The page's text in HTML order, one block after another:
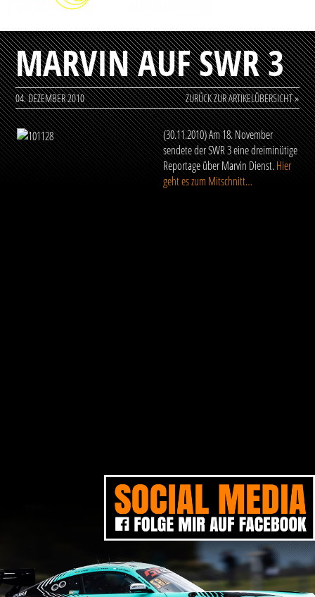
MARVIN AUF SWR 3
04. DEZEMBER 2010 ZURÜCK ZUR ARTIKELÜBERSICHT »
(30.11.2010) Am 18. November
sendete der SWR 3 eine dreiminütige
Reportage über Marvin Dienst.Hier
geht es zum Mitschnitt…